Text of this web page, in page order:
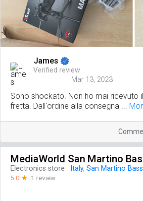
James
Verified review
Mar 13, 2023
Sono shockato. Non ho mai ricevuto
fretta. Dall'ordine alla consegna ...
MediaWorld San Martino
Electronics store · Italy, San Martino
5.0 ☆ 1 review